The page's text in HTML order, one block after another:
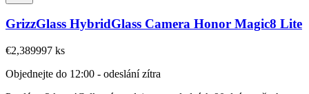
GrizzGlass HybridGlass Camera Honor Magic8 Lite
€2,389997 ks
Objednejte do 12:00 - odeslání zítra